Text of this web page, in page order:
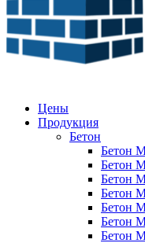
Цены
Продукция
Бетон
Бетон
Бетон
Бетон
Бетон
Бетон
Бетон
Бетон